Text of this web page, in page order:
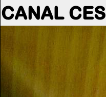
CANAL CES